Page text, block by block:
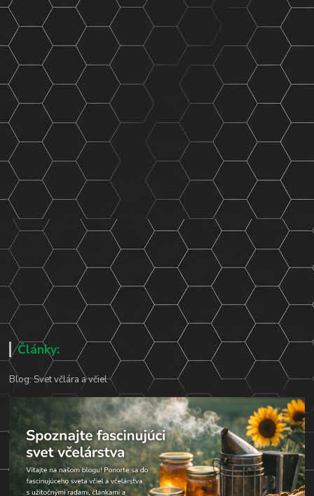
Články:
Blog: Svet včlára a včiel